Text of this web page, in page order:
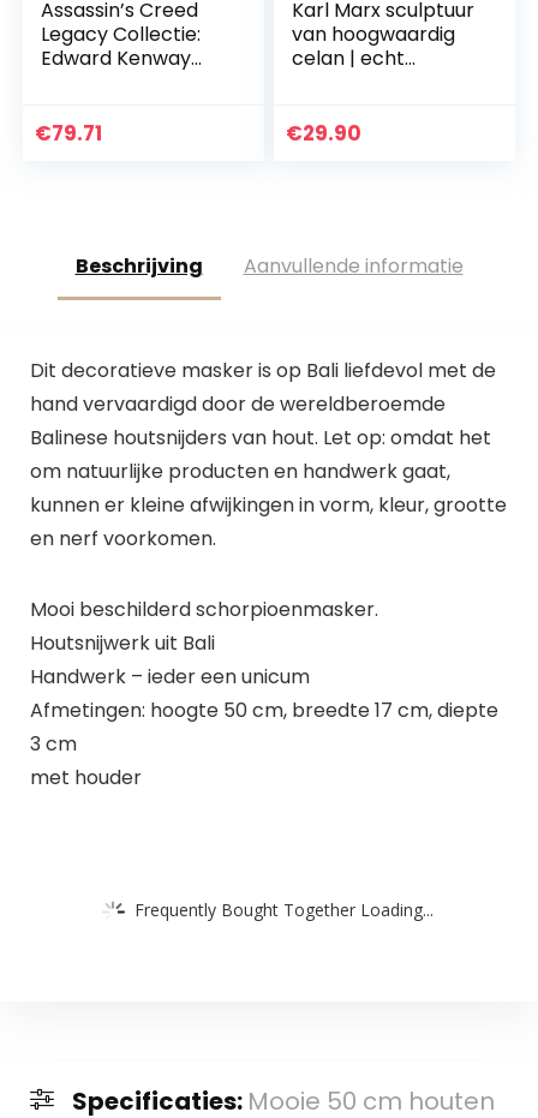
Assassin’s Creed
Legacy Collectie:
Edward Kenway
€79.71
Karl Marx sculptuur
van hoogwaardig
celan | echt
figuur |
€29.90
Beschrijving Aanvullende informatie
Dit decoratieve masker is op Bali liefdevol met de
hand vervaardigd door de wereldberoemde
Balinese houtsnijders van hout. Let op: omdat het
om natuurlijke producten en handwerk gaat,
kunnen er kleine afwijkingen in vorm, kleur, grootte
en nerf voorkomen.
Mooi beschilderd schorpioenmasker.
Houtsnijwerk uit Bali
Handwerk – ieder een unicum
Afmetingen: hoogte 50 cm, breedte 17 cm, diepte
3 cm
met houder
Frequently Bought Together Loading...
Specificaties: Mooie 50 cm houten